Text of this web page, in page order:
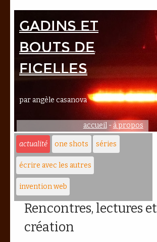
Gadins et
bouts de
ficelles
par angèle casanova
accueil-à propos
actualité one shots séries
écrire avec les autres
invention web
Rencontres, lectures et
création